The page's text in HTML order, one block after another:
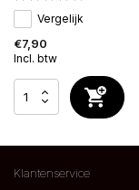
Vergelijk
€7,90
Incl. btw
Klantenservice